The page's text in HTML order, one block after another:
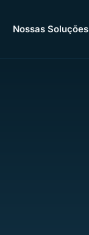
Nossas Soluções